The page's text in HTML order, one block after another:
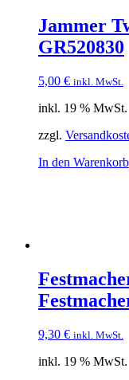
Jammer
GR520830
5,00 € inkl. MwSt.
inkl. 19 % MwSt.
zzgl.
In den Warenkorb
9,30 € inkl. MwSt.
inkl. 19 % MwSt.